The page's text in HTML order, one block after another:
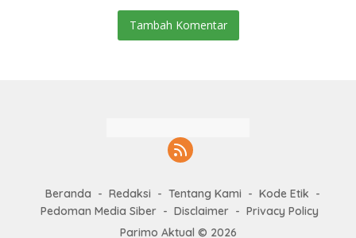
Tambah Komentar
Beranda Redaksi Tentang Kami
Kode Etik
Pedoman Media Siber
Disclaimer
Privacy Policy
Parimo Aktual © 2026